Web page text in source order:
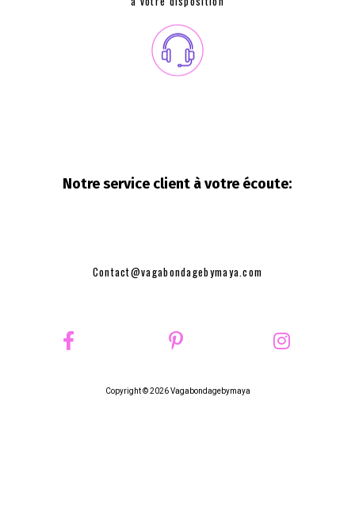
Notre service client à votre écoute:
Contact@vagabondagebymaya.com
Copyright © 2026 Vagabondagebymaya